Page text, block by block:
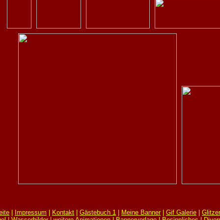
Impressum Kontakt Gästebuch 1 Meine Banner| Gif Galerie